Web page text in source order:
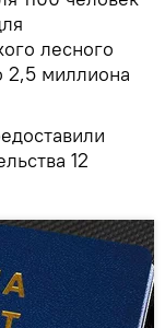
лесного
2,5 миллиона
12